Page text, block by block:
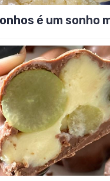
é um sonho